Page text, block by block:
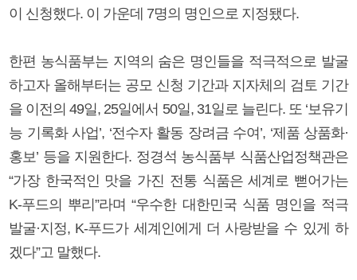
이 신청했다. 이 가운데 7명의 명인으로 지정됐다.
한편 농식품부는 지역의 숨은 명인들을 적극적으로 발굴
하고자 올해부터는 공모 신청 기간과 지자체의 검토 기간
을 이전의 49일, 25일에서 50일, 31일로 늘린다. 또 ‘보유기
능 기록화 사업’, ‘전수자 활동 장려금 수여’, ‘제품 상품화·
홍보’ 등을 지원한다. 정경석 농식품부 식품산업정책관은
“가장 한국적인 맛을 가진 전통 식품은 세계로 뻗어가는
K-푸드의 뿌리”라며 “우수한 대한민국 식품 명인을 적극
발굴·지정, K-푸드가 세계인에게 더 사랑받을 수 있게 하
겠다”고 말했다.